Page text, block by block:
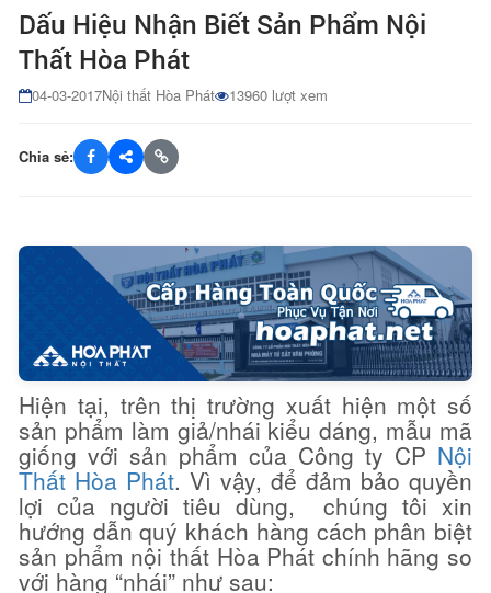
Dấu Hiệu Nhận Biết Sản Phẩm Nội
Thất Hòa Phát
04-03-2017Nội thất Hòa Phát 13960 lượt xem
Chia sẻ:
Hiện tại, trên thị trường xuất hiện một số
sản phẩm làm giả/nhái kiểu dáng, mẫu mã
giống với sản phẩm của Công ty CP Nội
Thất Hòa Phát. Vì vậy, để đảm bảo quyền
lợi của người tiêu dùng, chúng tôi xin
hướng dẫn quý khách hàng cách phân biệt
sản phẩm nội thất Hòa Phát chính hãng so
với hàng “nhái” như sau: